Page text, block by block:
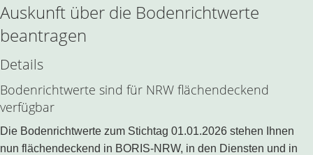
Auskunft über die Bodenrichtwerte
beantragen
Details
Bodenrichtwerte sind für NRW flächendeckend
verfügbar
Die Bodenrichtwerte zum Stichtag 01.01.2026 stehen Ihnen
nun flächendeckend in BORIS-NRW, in den Diensten und in